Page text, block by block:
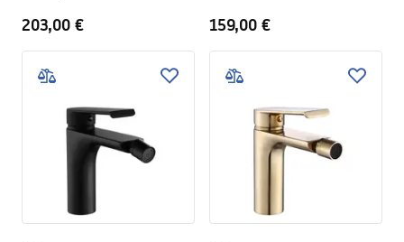
203,00 € 159,00 €